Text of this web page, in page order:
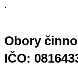
.
Obory
IČO: